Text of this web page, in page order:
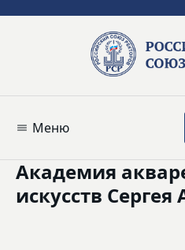
Меню
Академия
искусств